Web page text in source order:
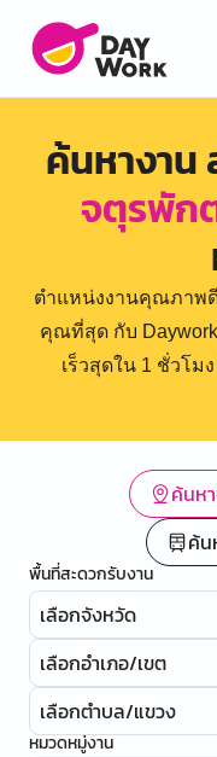
ค้นหางาน
จตุรพัก
ตำแหน่งงานคุณภาพ
คุณที่สุด กับ
เร็วสุดใน 1 ชั่วโ
ค้นห
ค้น
พื้นที่สะดวกรับงาน
เลือกจังหวัด
เลือกอำเภอ/เขต
เลือกตำบล/แขวง
หมวดหมู่งาน